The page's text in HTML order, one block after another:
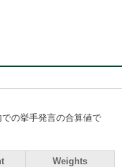
の挙手発言の合算値で
Weights